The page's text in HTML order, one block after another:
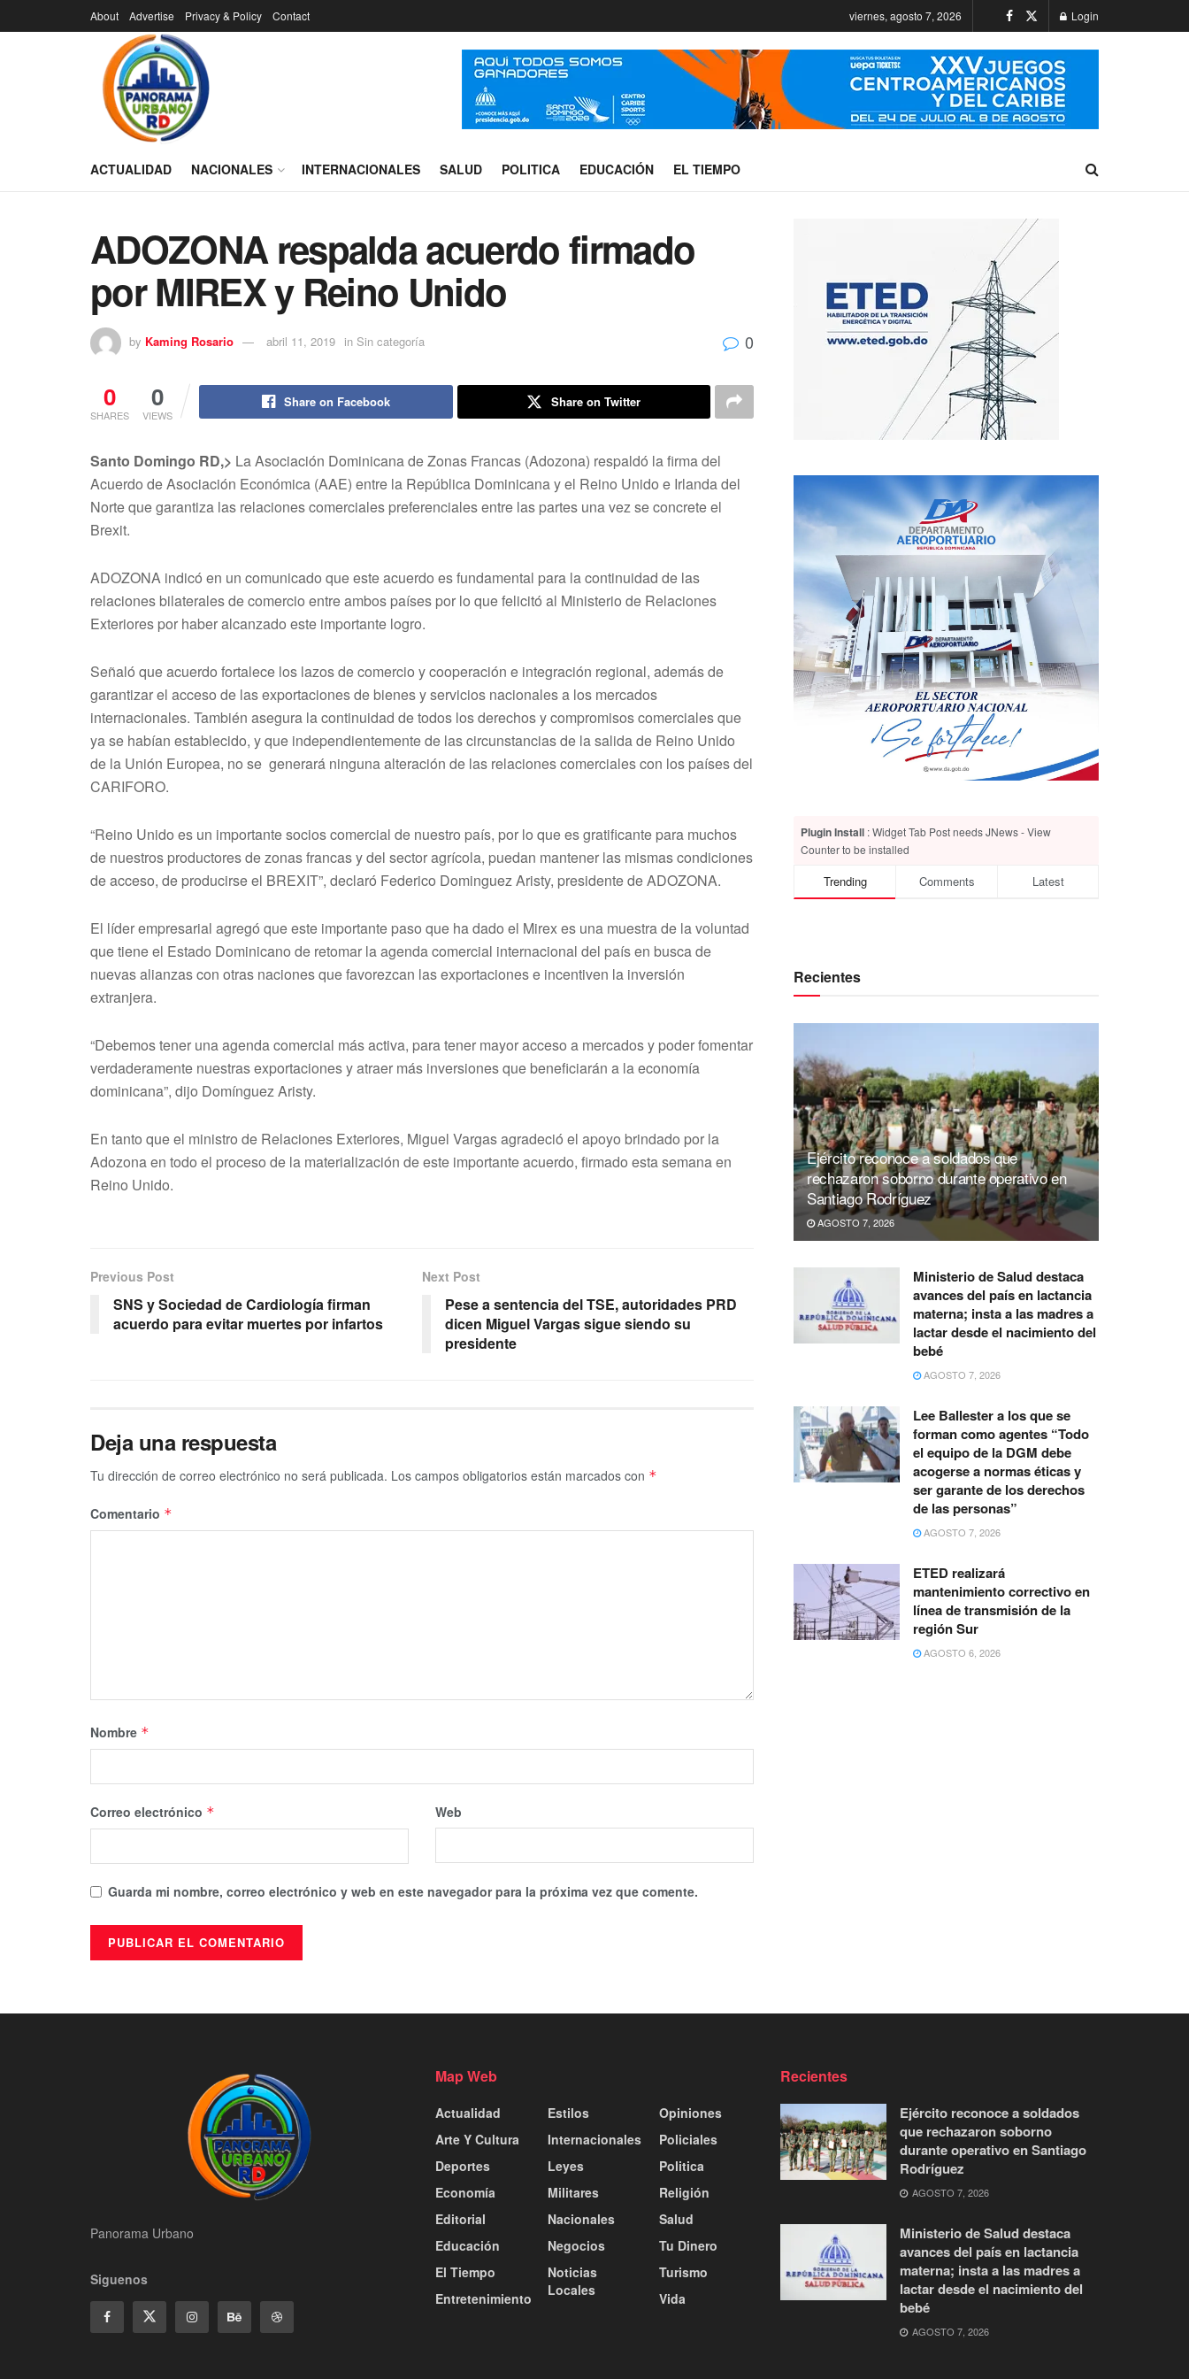
About Advertise Privacy & Policy Contact viernes, agosto 7, 2026 Login
ACTUALIDAD NACIONALES INTERNACIONALES SALUD POLITICA EDUCACIÓN EL TIEMPO
ADOZONA respalda acuerdo firmado
por MIREX y Reino Unido
by Kaming Rosario abril 11, 2019 in Sin categoría 0
0
SHARES
0
VIEWS
Share on Facebook Share on Twitter
Santo Domingo RD,> La Asociación Dominicana de Zonas Francas (Adozona) respaldó la firma del
Acuerdo de Asociación Económica (AAE) entre la República Dominicana y el Reino Unido e Irlanda del
Norte que garantiza las relaciones comerciales preferenciales entre las partes una vez se concrete el
Brexit.
ADOZONA indicó en un comunicado que este acuerdo es fundamental para la continuidad de las
relaciones bilaterales de comercio entre ambos países por lo que felicitó al Ministerio de Relaciones
Exteriores por haber alcanzado este importante logro.
Señaló que acuerdo fortalece los lazos de comercio y cooperación e integración regional, además de
garantizar el acceso de las exportaciones de bienes y servicios nacionales a los mercados
internacionales. También asegura la continuidad de todos los derechos y compromisos comerciales que
ya se habían establecido, y que independientemente de las circunstancias de la salida de Reino Unido
de la Unión Europea, no se generará ninguna alteración de las relaciones comerciales con los países del
CARIFORO.
“Reino Unido es un importante socios comercial de nuestro país, por lo que es gratificante para muchos
de nuestros productores de zonas francas y del sector agrícola, puedan mantener las mismas condiciones
de acceso, de producirse el BREXIT”, declaró Federico Dominguez Aristy, presidente de ADOZONA.
El líder empresarial agregó que este importante paso que ha dado el Mirex es una muestra de la voluntad
que tiene el Estado Dominicano de retomar la agenda comercial internacional del país en busca de
nuevas alianzas con otras naciones que favorezcan las exportaciones e incentiven la inversión
extranjera.
“Debemos tener una agenda comercial más activa, para tener mayor acceso a mercados y poder fomentar
verdaderamente nuestras exportaciones y atraer más inversiones que beneficiarán a la economía
dominicana”, dijo Domínguez Aristy.
En tanto que el ministro de Relaciones Exteriores, Miguel Vargas agradeció el apoyo brindado por la
Adozona en todo el proceso de la materialización de este importante acuerdo, firmado esta semana en
Reino Unido.
Previous Post
SNS y Sociedad de Cardiología firman
acuerdo para evitar muertes por infartos
Next Post
Pese a sentencia del TSE, autoridades PRD
dicen Miguel Vargas sigue siendo su
presidente
Deja una respuesta
Tu dirección de correo electrónico no será publicada. Los campos obligatorios están marcados con *
Comentario *
Nombre *
Correo electrónico * Web
Guarda mi nombre, correo electrónico y web en este navegador para la próxima vez que comente.
Plugin Install : Widget Tab Post needs JNews - View
Counter to be installed
Trending Comments Latest
Recientes
Ejército reconoce a soldados que
rechazaron soborno durante operativo en
Santiago Rodríguez
AGOSTO 7, 2026
Ministerio de Salud destaca
avances del país en lactancia
materna; insta a las madres a
lactar desde el nacimiento del
bebé
AGOSTO 7, 2026
Lee Ballester a los que se
forman como agentes “Todo
el equipo de la DGM debe
acogerse a normas éticas y
ser garante de los derechos
de las personas”
AGOSTO 7, 2026
ETED realizará
mantenimiento correctivo en
línea de transmisión de la
región Sur
AGOSTO 6, 2026
Panorama Urbano
Siguenos
Map Web
Actualidad
Arte Y Cultura
Deportes
Economía
Editorial
Educación
El Tiempo
Entretenimiento
Estilos
Internacionales
Leyes
Militares
Nacionales
Negocios
Noticias
Locales
Opiniones
Policiales
Politica
Religión
Salud
Tu Dinero
Turismo
Vida
Recientes
Ejército reconoce a soldados
que rechazaron soborno
durante operativo en Santiago
Rodríguez
AGOSTO 7, 2026
Ministerio de Salud destaca
avances del país en lactancia
materna; insta a las madres a
lactar desde el nacimiento del
bebé
AGOSTO 7, 2026